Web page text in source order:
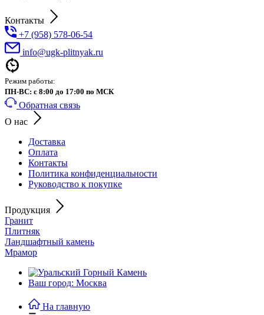
Контакты
+7 (958) 578-06-54
info@ugk-plitnyak.ru
Режим работы:
ПН-ВС: с 8:00 до 17:00 по МСК
Обратная связь
О нас
Доставка
Оплата
Контакты
Политика конфиденциальности
Руководство к покупке
Продукция
Гранит
Плитняк
Ландшафтный камень
Мрамор
Ваш город: Москва
На главную